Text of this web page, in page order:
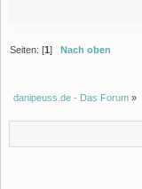
Seiten: [1] Nach oben
danipeuss.de - Das Forum »